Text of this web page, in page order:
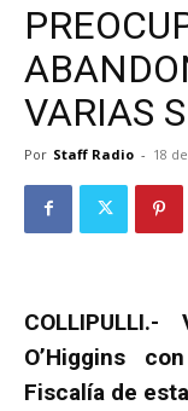
VARIAS
Por Staff Radio - 18
O’Higgins
Fiscalía de